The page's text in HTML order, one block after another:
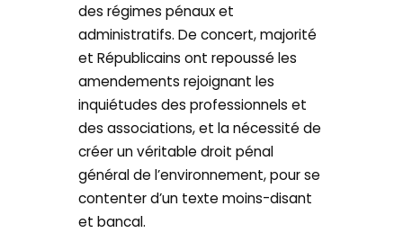
des régimes pénaux et
administratifs. De concert, majorité
et Républicains ont repoussé les
amendements rejoignant les
inquiétudes des professionnels et
des associations, et la nécessité de
créer un véritable droit pénal
général de l’environnement, pour se
contenter d’un texte moins-disant
et bancal.